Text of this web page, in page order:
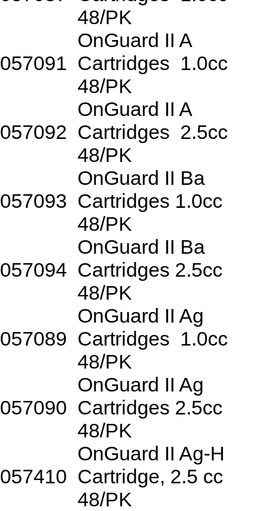
48/PK
057091
OnGuard II A
Cartridges 1.0cc
48/PK
057092
OnGuard II A
Cartridges 2.5cc
48/PK
057093
OnGuard II Ba
Cartridges 1.0cc
48/PK
057094
OnGuard II Ba
Cartridges 2.5cc
48/PK
057089
OnGuard II Ag
Cartridges 1.0cc
48/PK
057090
OnGuard II Ag
Cartridges 2.5cc
48/PK
057410
OnGuard II Ag-H
Cartridge, 2.5 cc
48/PK